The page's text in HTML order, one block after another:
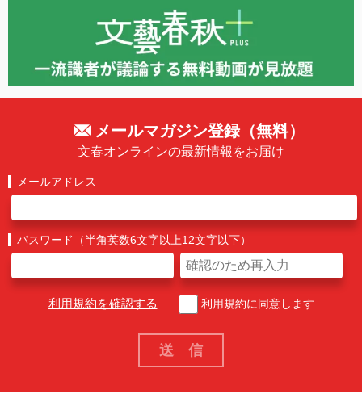
メールマガジン登録（無料）
文春オンラインの最新情報をお届け
メールアドレス
パスワード（半角英数6文字以上12文字以下）
利用規約を確認する 利用規約に同意します